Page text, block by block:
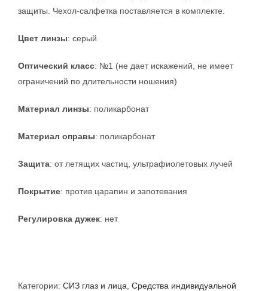
защиты. Чехол-салфетка поставляется в комплекте.
Цвет линзы: серый
Оптический класс: №1 (не дает искажений, не имеет
ограничений по длительности ношения)
Материал линзы: поликарбонат
Материал оправы: поликарбонат
Защита: от летящих частиц, ультрафиолетовых лучей
Покрытие: против царапин и запотевания
Регулировка дужек: нет
Категории: СИЗ глаз и лица Средства индивидуальной